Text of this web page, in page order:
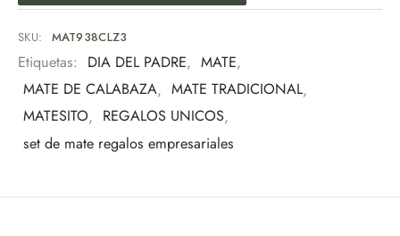
Eventos especiales
Amantes del mate
Una pieza pensada para quienes valoran los detalles y la
tradición.
SKU: MAT938CLZ3
Etiquetas: DIA DEL PADRE, MATE,
MATE DE CALABAZA, MATE TRADICIONAL,
MATESITO, REGALOS UNICOS,
set de mate regalos empresariales